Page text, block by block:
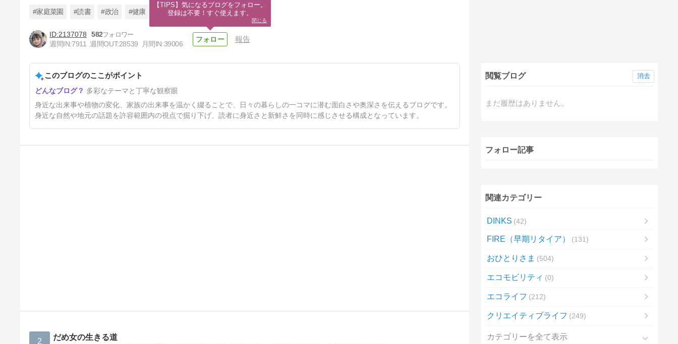
4日前
#家庭菜園 #読書 #政治 #健康
2137078
582
週間IN:7911 週間OUT:28539 月間IN:39006
報告
このブログのここがポイント
多彩なテーマと丁寧な観察眼
身近な出来事や植物の変化、家族の出来事を温かく綴ることで、日々の暮らしの一コマに潜む面白さや奥深さを伝えるブログです。
身近な自然や地元の話題を許容範囲内の視点で掘り下げ、読者に身近さと新鮮さを同時に感じさせる構成となっています。
2 だめ女の生きる道
閲覧ブログ
まだ履歴はありません。
消去
フォロー記事
関連カテゴリー
DINKS 42
FIRE（早期リタイア） 131
おひとりさま 504
エコモビリティ 0
エコライフ 212
クリエイティブライフ 249
カテゴリーを全て表示
【TIPS】気になるブログをフォロー。
登録は不要！すぐ使えます。
閉じる